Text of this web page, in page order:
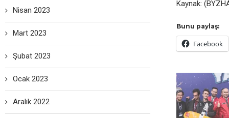
Kaynak:
Bunu paylaş:
Facebook
Nisan 2023
Mart 2023
Şubat 2023
Ocak 2023
Aralık 2022